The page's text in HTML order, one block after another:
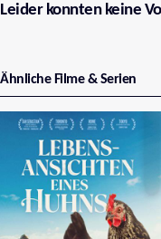
Leider konnten keine
Ähnliche Filme & Serien